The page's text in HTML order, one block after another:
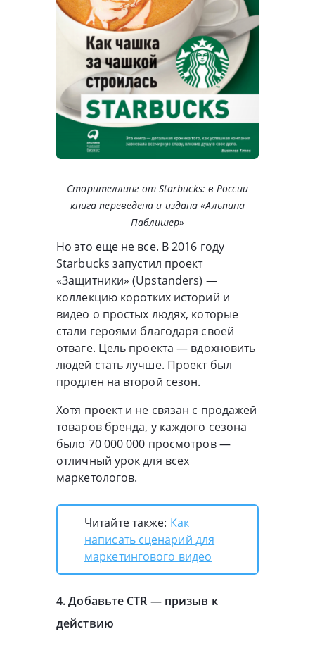
Сторителлинг от Starbucks: в России
книга переведена и издана «Альпина
Паблишер»
Но это еще не все. В 2016 году
Starbucks запустил проект
«Защитники» (Upstanders) —
коллекцию коротких историй и
видео о простых людях, которые
стали героями благодаря своей
отваге. Цель проекта — вдохновить
людей стать лучше. Проект был
продлен на второй сезон.
Хотя проект и не связан с продажей
товаров бренда, у каждого сезона
было 70 000 000 просмотров —
отличный урок для всех
маркетологов.
Читайте также: Как
написать сценарий для
маркетингового видео
4. Добавьте CTR — призыв к
действию